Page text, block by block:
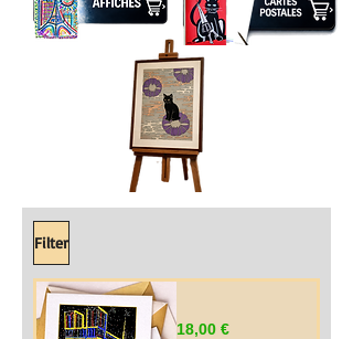
Filter
Renaissance
de
Preis
18,00 €